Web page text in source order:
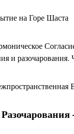
на Горе Шаста
и разочарования.